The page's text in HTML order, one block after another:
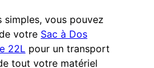
simples, vous pouvez
votre Sac à Dos
22L pour un transport
tout votre matériel